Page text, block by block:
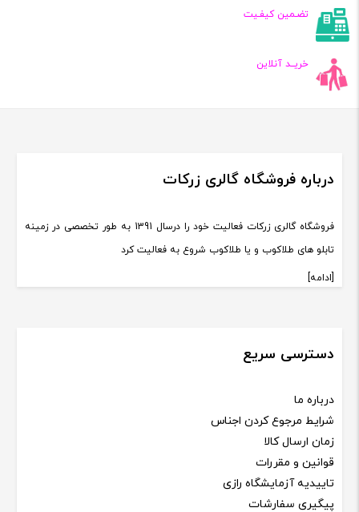
تضـمین کیفـیت
خریــد آنلاین
درباره فروشگاه گالری زرکات
فروشگاه گالری زرکات فعالیت خود را درسال 1391 به طور تخصصی در زمینه
تابلو های طلاکوب و یا طلاکوب شروع به فعالیت کرد
[ادامه]
دسترسی سریع
درباره ما
شرایط مرجوع کردن اجناس
زمان ارسال کالا
قوانین و مقررات
تاییدیه آزمایشگاه رازی
پیگیری سفارشات